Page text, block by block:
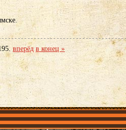
вперёд в конец »
Галерея О нас